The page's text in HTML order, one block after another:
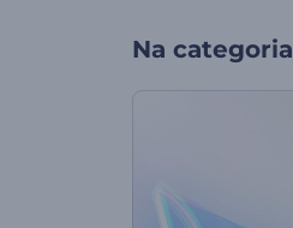
Na categoria